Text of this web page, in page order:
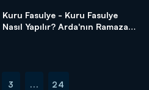
Kuru Fasulye - Kuru Fasulye
Nasıl Yapılır? Arda'nın Ramazan
3 ... 24